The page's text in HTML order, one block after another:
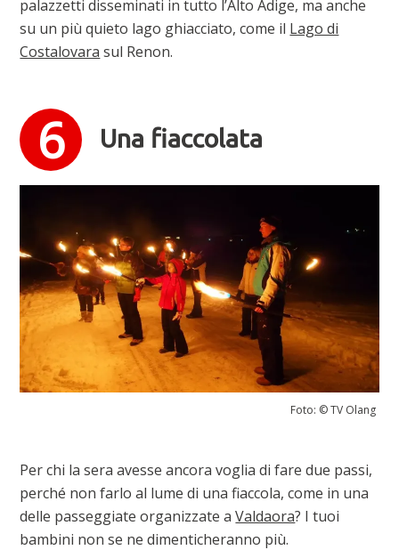
palazzetti disseminati in tutto l’Alto Adige, ma anche
su un più quieto lago ghiacciato, come il Lago di
Costalovara sul Renon.
Una fiaccolata
Foto: © TV Olang
Per chi la sera avesse ancora voglia di fare due passi,
perché non farlo al lume di una fiaccola, come in una
delle passeggiate organizzate aValdaora? I tuoi
bambini non se ne dimenticheranno più.